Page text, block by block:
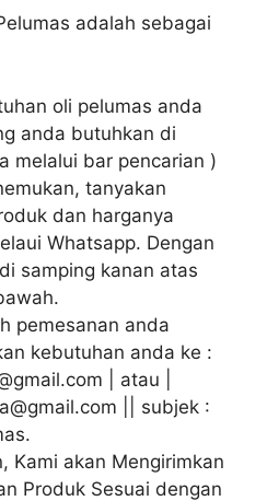
adalah sebagai
oli pelumas anda
anda butuhkan di
melalui bar pencarian )
tanyakan
dan harganya
Whatsapp. Dengan
samping kanan atas
pemesanan anda
kebutuhan anda ke :
| atau |
|| subjek :
Kami akan Mengirimkan
Produk Sesuai dengan